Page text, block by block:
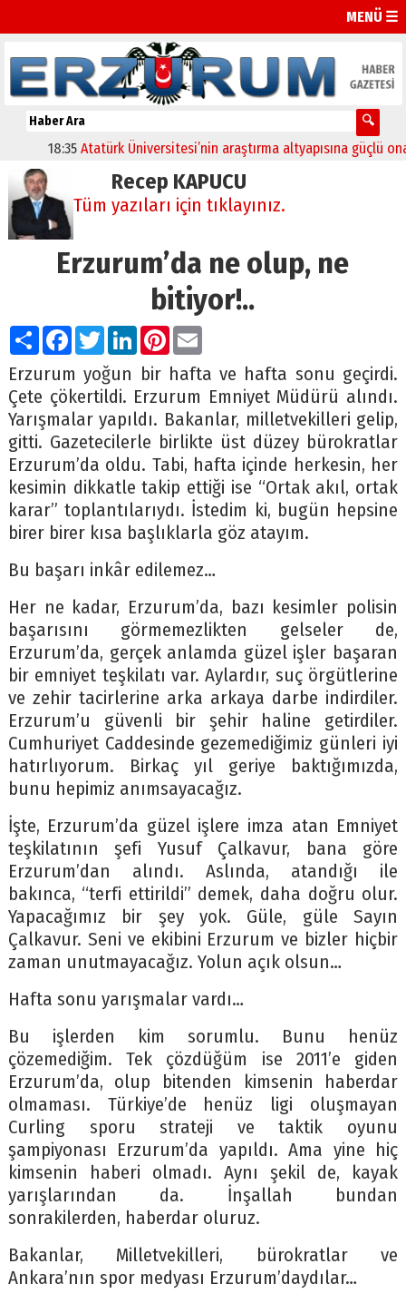
MENÜ ☰
Atatürk Üniversitesi’nin araştırma altyapısına güçlü onay
Recep KAPUCU
Tüm yazıları için tıklayınız.
Erzurum’da ne olup, ne
bitiyor!..
PaylaşFacebook
TwitterLinkedIn
Pinterest
Email
Erzurum yoğun bir hafta ve hafta sonu geçirdi.
Çete çökertildi. Erzurum Emniyet Müdürü alındı.
Yarışmalar yapıldı. Bakanlar, milletvekilleri gelip,
gitti. Gazetecilerle birlikte üst düzey bürokratlar
Erzurum’da oldu. Tabi, hafta içinde herkesin, her
kesimin dikkatle takip ettiği ise “Ortak akıl, ortak
karar” toplantılarıydı. İstedim ki, bugün hepsine
birer birer kısa başlıklarla göz atayım.
Bu başarı inkâr edilemez…
Her ne kadar, Erzurum’da, bazı kesimler polisin
başarısını görmemezlikten gelseler de,
Erzurum’da, gerçek anlamda güzel işler başaran
bir emniyet teşkilatı var. Aylardır, suç örgütlerine
ve zehir tacirlerine arka arkaya darbe indirdiler.
Erzurum’u güvenli bir şehir haline getirdiler.
Cumhuriyet Caddesinde gezemediğimiz günleri iyi
hatırlıyorum. Birkaç yıl geriye baktığımızda,
bunu hepimiz anımsayacağız.
İşte, Erzurum’da güzel işlere imza atan Emniyet
teşkilatının şefi Yusuf Çalkavur, bana göre
Erzurum’dan alındı. Aslında, atandığı ile
bakınca, “terfi ettirildi” demek, daha doğru olur.
Yapacağımız bir şey yok. Güle, güle Sayın
Çalkavur. Seni ve ekibini Erzurum ve bizler hiçbir
zaman unutmayacağız. Yolun açık olsun…
Hafta sonu yarışmalar vardı…
Bu işlerden kim sorumlu. Bunu henüz
çözemediğim. Tek çözdüğüm ise 2011’e giden
Erzurum’da, olup bitenden kimsenin haberdar
olmaması. Türkiye’de henüz ligi oluşmayan
Curling sporu strateji ve taktik oyunu
şampiyonası Erzurum’da yapıldı. Ama yine hiç
kimsenin haberi olmadı. Aynı şekil de, kayak
yarışlarından da. İnşallah bundan
sonrakilerden, haberdar oluruz.
Bakanlar, Milletvekilleri, bürokratlar ve
Ankara’nın spor medyası Erzurum’daydılar…